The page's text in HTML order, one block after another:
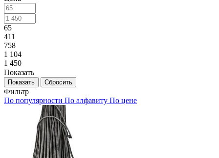
65
411
758
1 104
1 450
Показать
Сбросить
Фильтр
По популярности По алфавиту По цене